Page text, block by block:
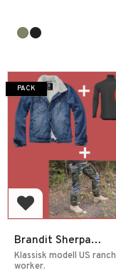
Add to favorites
Brandit Sherpa
Denimjacka
Klassisk modell US ranch
worker.
PACK